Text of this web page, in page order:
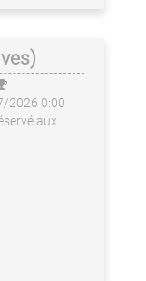
2026 0:00
aux